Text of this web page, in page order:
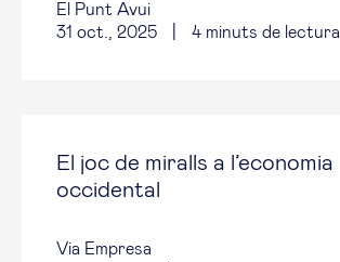
El Punt Avui
31 oct., 2025
4 minuts de lectura
El joc de miralls a l’economia
occidental
Via Empresa